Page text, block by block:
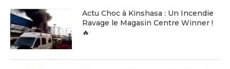
Actu Choc à Kinshasa : Un Incendie
Ravage le Magasin Centre Winner !
🔥